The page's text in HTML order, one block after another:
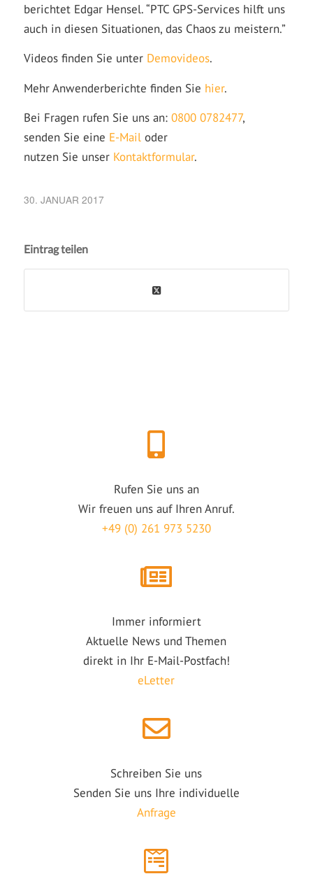
berichtet Edgar Hensel. “PTC GPS-Services hilft uns
auch in diesen Situationen, das Chaos zu meistern.”
Videos finden Sie unter Demovideos.
Mehr Anwenderberichte finden Sie hier.
Bei Fragen rufen Sie uns an: 0800 0782477,
senden Sie eine E-Mailoder
nutzen Sie unser Kontaktformular.
30. JANUAR 2017
Eintrag teilen
Rufen Sie uns an
Wir freuen uns auf Ihren Anruf.
+49 (0) 261 973 5230
Immer informiert
Aktuelle News und Themen
direkt in Ihr E-Mail-Postfach!
eLetter
Schreiben Sie uns
Senden Sie uns Ihre individuelle
Anfrage